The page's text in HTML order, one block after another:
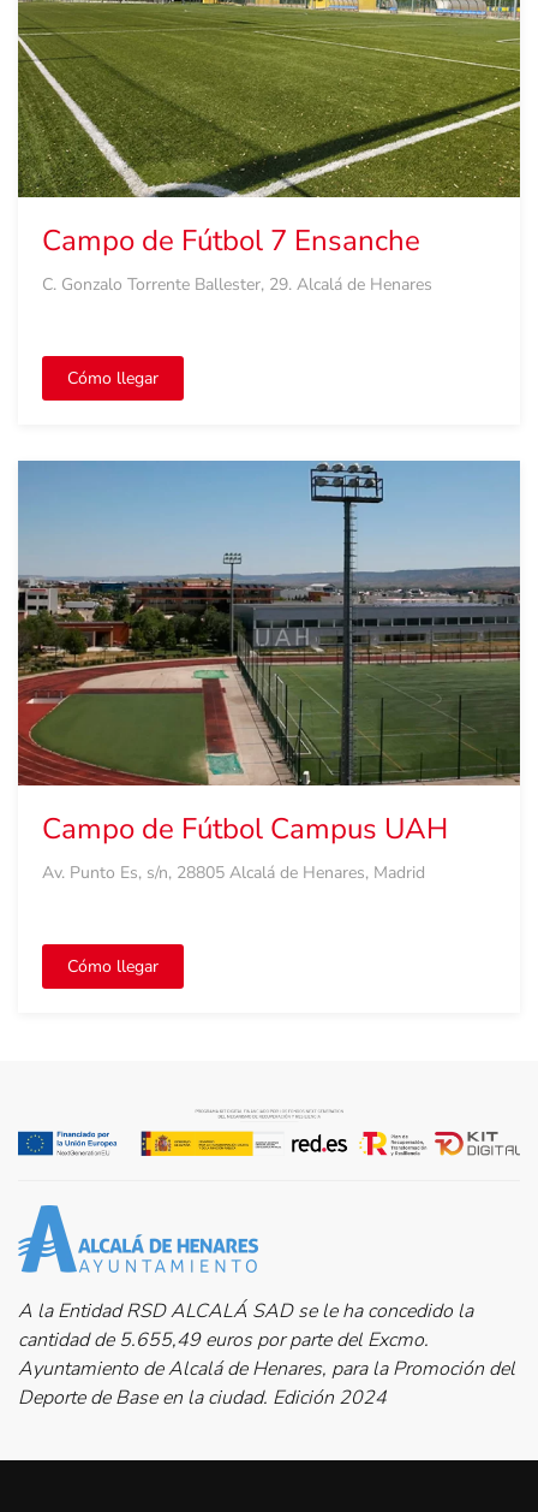
Campo de Fútbol 7 Ensanche
C. Gonzalo Torrente Ballester, 29. Alcalá de Henares
Cómo llegar
Campo de Fútbol Campus UAH
Av. Punto Es, s/n, 28805 Alcalá de Henares, Madrid
Cómo llegar
A la Entidad RSD ALCALÁ SAD se le ha concedido la
cantidad de 5.655,49 euros por parte del Excmo.
Ayuntamiento de Alcalá de Henares, para la Promoción del
Deporte de Base en la ciudad. Edición 2024